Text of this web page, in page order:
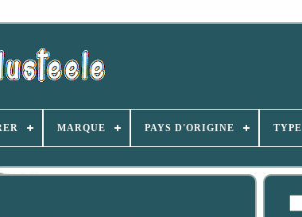
MARQUE PAYS D'ORIGINE TYPE